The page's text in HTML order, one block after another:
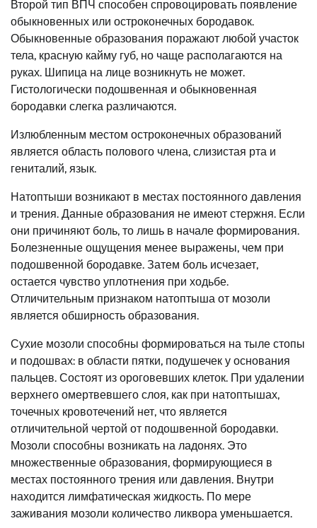
Второй тип ВПЧ способен спровоцировать появление
обыкновенных или остроконечных бородавок.
Обыкновенные образования поражают любой участок
тела, красную кайму губ, но чаще располагаются на
руках. Шипица на лице возникнуть не может.
Гистологически подошвенная и обыкновенная
бородавки слегка различаются.
Излюбленным местом остроконечных образований
является область полового члена, слизистая рта и
гениталий, язык.
Натоптыши возникают в местах постоянного давления
и трения. Данные образования не имеют стержня. Если
они причиняют боль, то лишь в начале формирования.
Болезненные ощущения менее выражены, чем при
подошвенной бородавке. Затем боль исчезает,
остается чувство уплотнения при ходьбе.
Отличительным признаком натоптыша от мозоли
является обширность образования.
Сухие мозоли способны формироваться на тыле стопы
и подошвах: в области пятки, подушечек у основания
пальцев. Состоят из ороговевших клеток. При удалении
верхнего омертвевшего слоя, как при натоптышах,
точечных кровотечений нет, что является
отличительной чертой от подошвенной бородавки.
Мозоли способны возникать на ладонях. Это
множественные образования, формирующиеся в
местах постоянного трения или давления. Внутри
находится лимфатическая жидкость. По мере
заживания мозоли количество ликвора уменьшается.